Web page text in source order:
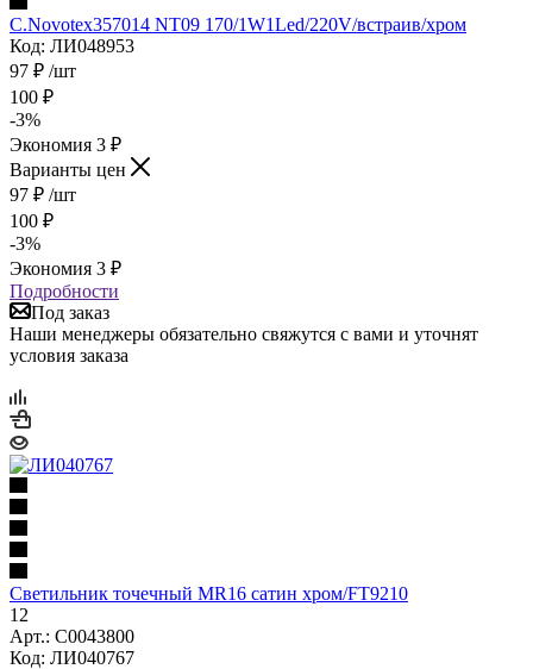
С.Novotex357014 NT09 170/1W1Led/220V/встраив/хром
Код: ЛИ048953
97 ₽ /шт
100 ₽
-3%
Экономия 3 ₽
Варианты цен
97 ₽ /шт
100 ₽
-3%
Экономия 3 ₽
Подробности
Под заказ
Наши менеджеры обязательно свяжутся с вами и уточнят
условия заказа
Светильник точечный MR16 сатин хром/FT9210
12
Арт.: C0043800
Код: ЛИ040767